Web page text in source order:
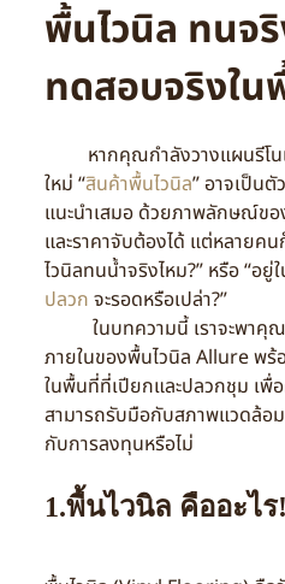
พื้นไวนิล ทนจ
ทดสอบจริงใน
หากคุณกำลังวางแผนรีโน
ใหม่ “สินค้าพื้นไวนิล” อาจเป็น
แนะนำเสมอ ด้วยภาพลักษณ์ข
และราคาจับต้องได้ แต่หลายค
ไวนิลทนน้ำจริงไหม?” หรือ “อ
ปลวก จะรอดหรือเปล่า?”
ในบทความนี้ เราจะพาคุณไ
ภายในของพื้นไวนิล Allure พร้
ในพื้นที่ที่เปียกและปลวกชุม เพื่
สามารถรับมือกับสภาพแวดล้อ
กับการลงทุนหรือไม่
1.พื้นไวนิล คืออะไร!